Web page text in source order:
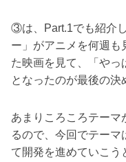
③は、Part.1でも紹介
ー」がアニメを何週
た映画を見て、「やっ
となったのが最後の決
あまりころころテーマ
るので、今回でテーマ
て開発を進めていこう